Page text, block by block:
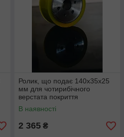
Ролик, що подає 140x35x25
мм для чотирибічного
верстата покриття
поліурентан кріплення під
болти
В наявності
2 365 ₴